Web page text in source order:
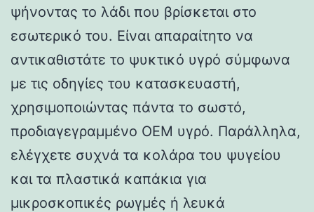
ψήνοντας το λάδι που βρίσκεται στο
εσωτερικό του. Είναι απαραίτητο να
αντικαθιστάτε το ψυκτικό υγρό σύμφωνα
με τις οδηγίες του κατασκευαστή,
χρησιμοποιώντας πάντα το σωστό,
προδιαγεγραμμένο OEM υγρό. Παράλληλα,
ελέγχετε συχνά τα κολάρα του ψυγείου
και τα πλαστικά καπάκια για
μικροσκοπικές ρωγμές ή λευκά